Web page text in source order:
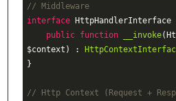
// Middleware
interface HttpHandlerInterface
public function __invoke
$context)
:
}
// Http Context (Request +